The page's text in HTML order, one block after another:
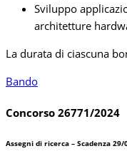
Sviluppo
architetture
La durata di ciascuna
Bando
Concorso 26771/2024
Assegni di ricerca – Scadenza 29/